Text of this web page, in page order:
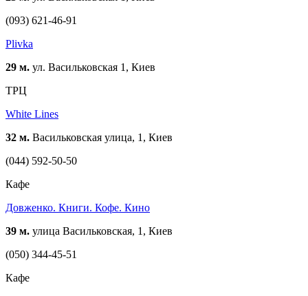
(093) 621-46-91
Plivka
29 м. ул. Васильковская 1, Киев
ТРЦ
White Lines
32 м. Васильковская улица, 1, Киев
(044) 592-50-50
Кафе
Довженко. Книги. Кофе. Кино
39 м. улица Васильковская, 1, Киев
(050) 344-45-51
Кафе